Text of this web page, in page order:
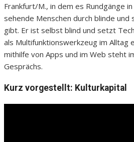
Frankfurt/M., in dem es Rundgänge
sehende Menschen durch blinde und
gibt. Er ist selbst blind und setzt
als Multifunktionswerkzeug im Alltag
mithilfe von Apps und im Web steht
Gesprächs.
Kurz vorgestellt: Kulturkapital